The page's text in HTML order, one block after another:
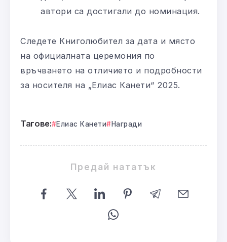
автори са достигали до номинация.
Следете Книголюбител за дата и място
на официалната церемония по
връчването на отличието и подробности
за носителя на „Елиас Канети“ 2025.
Тагове: Елиас Канети Награди
Предай нататък